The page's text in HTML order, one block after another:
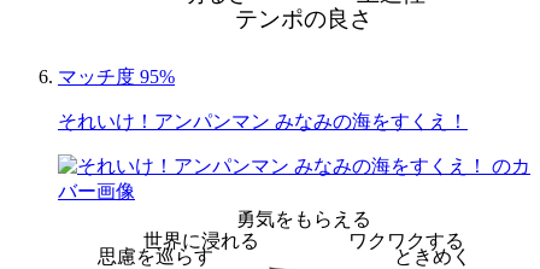
テンポの良さ
マッチ度 95%
それいけ！アンパンマン みなみの海をすくえ！
勇気をもらえる
ワクワクする
ときめく
思慮を巡らす
世界に浸れる